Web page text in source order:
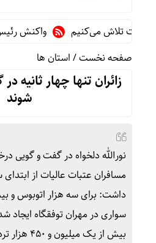
تلاش می‌کنیم
واکنش رئیس
صفحه نخست/استان ها
زائران تنها چهار
شوند
نورالله دلخواه در گفت و گویی
مسافران عتبات عالیات از ابتدای
سواری در مهران توفقگاه ایجاد
بیش از یک